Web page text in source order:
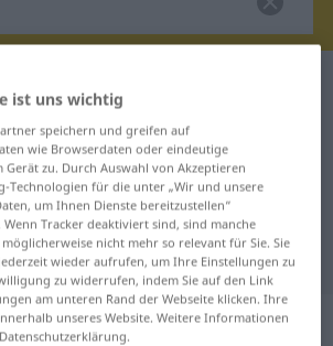
Übersetzung
Französisch
: transitives Verb
ist uns wichtig
speichern und greifen auf
wie Browserdaten oder eindeutige
zu. Durch Auswahl von Akzeptieren
Technologien für die unter „Wir und unsere
um Ihnen Dienste bereitzustellen“
Tracker deaktiviert sind, sind manche
nicht mehr so relevant für Sie. Sie
wieder aufrufen, um Ihre Einstellungen zu
zu widerrufen, indem Sie auf den Link
am unteren Rand der Webseite klicken. Ihre
unseres Website. Weitere Informationen